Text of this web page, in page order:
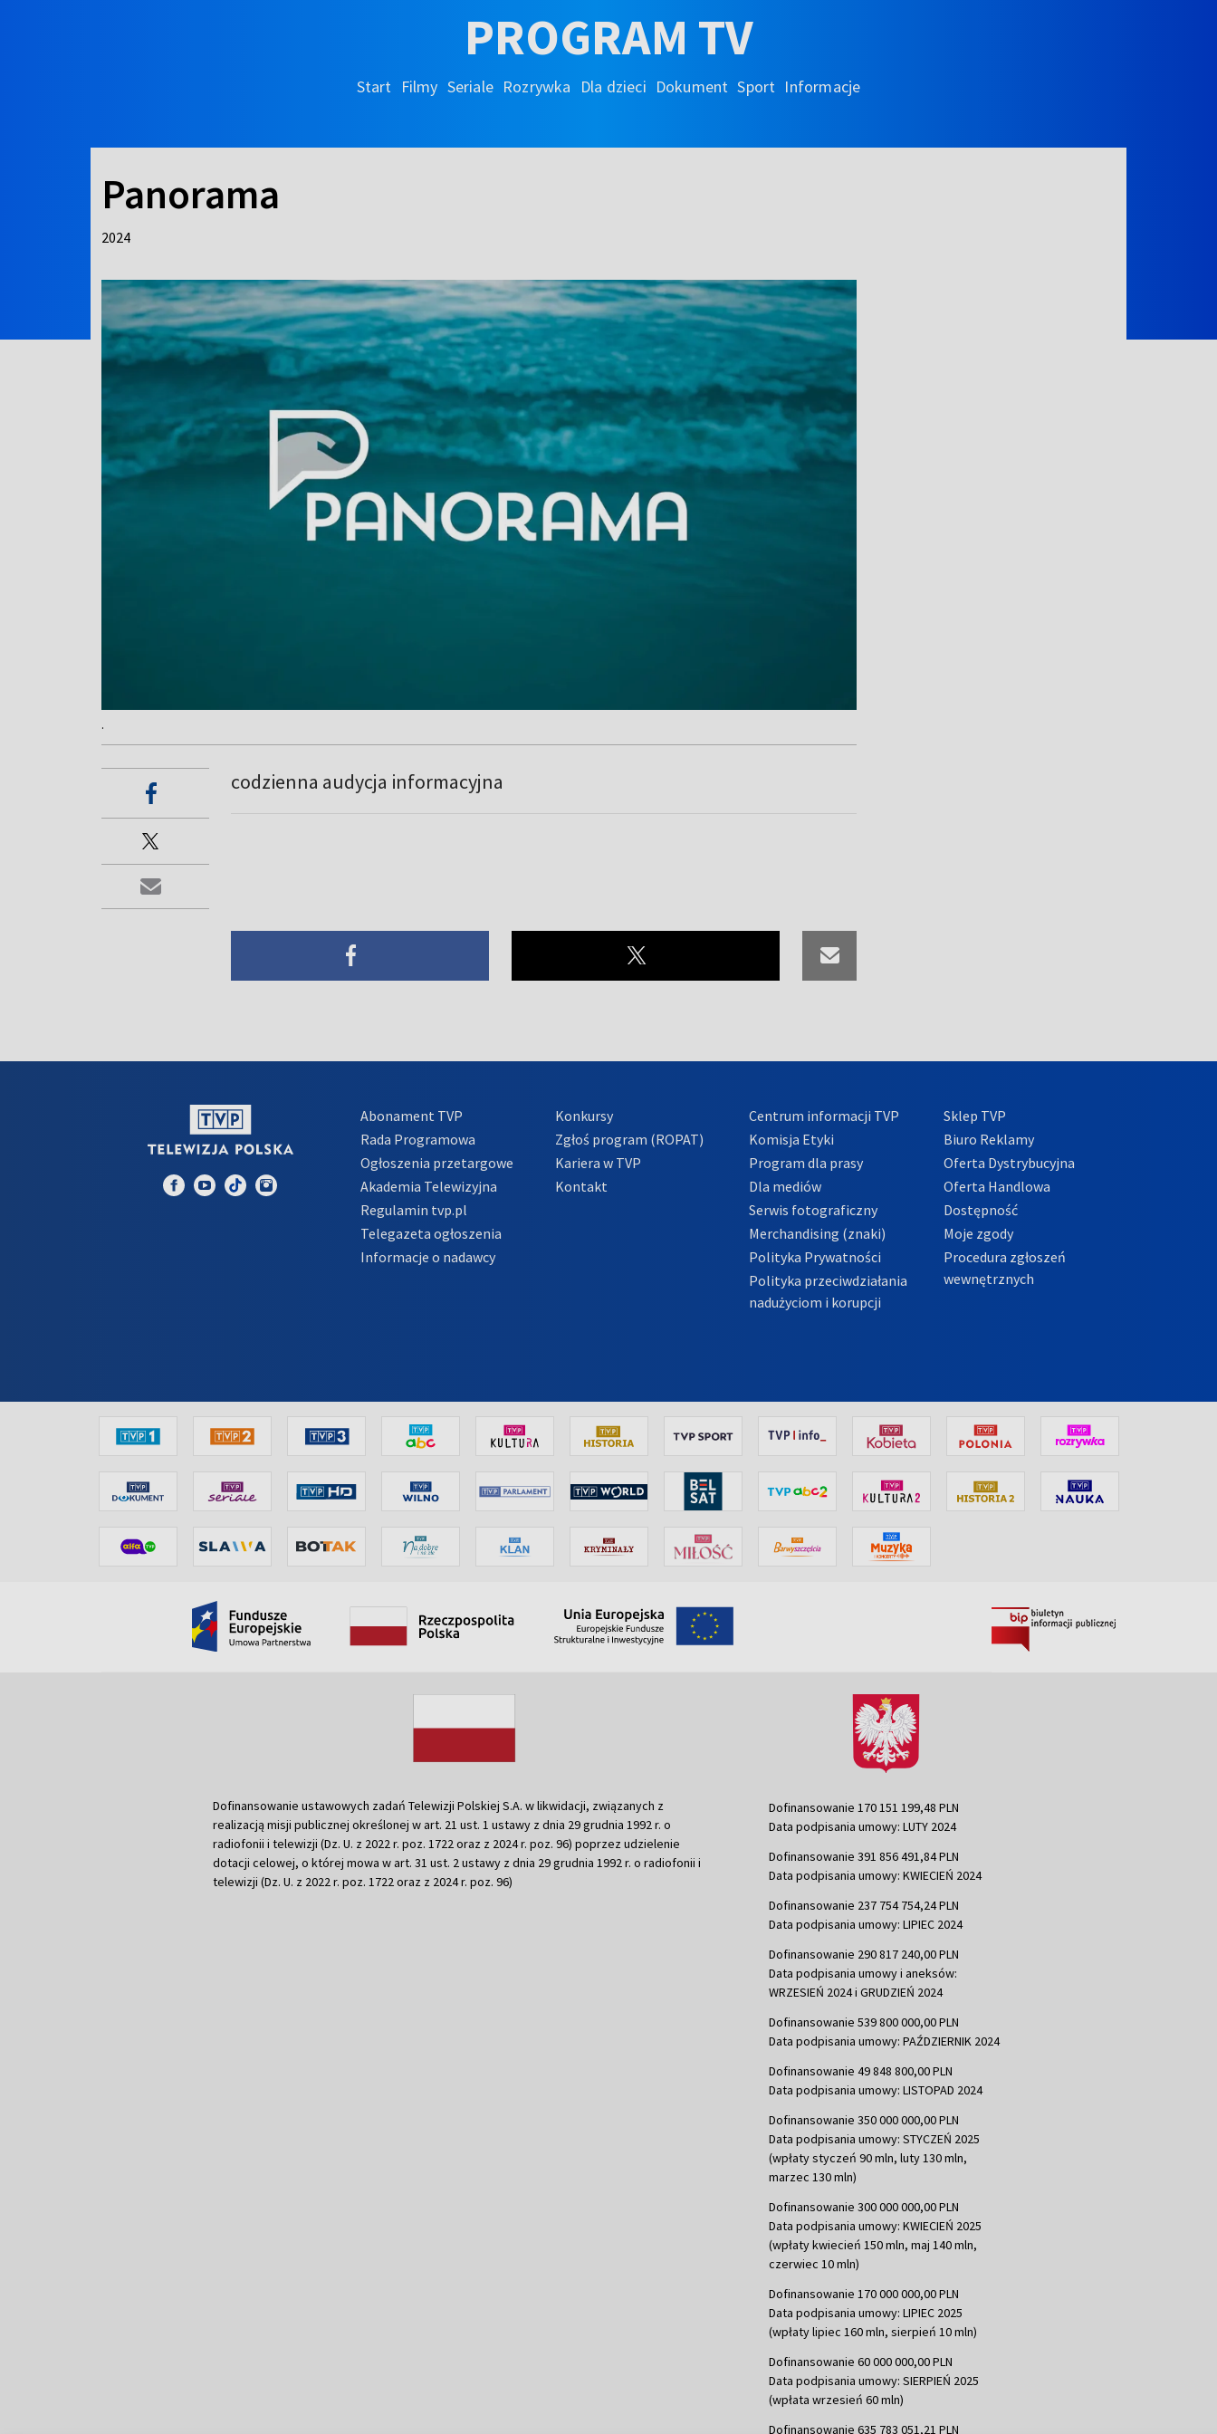
PROGRAM TV
Start Filmy Seriale Rozrywka Dla dzieci Dokument Sport Informacje
Panorama
2024
.
codzienna audycja informacyjna
Abonament TVP
Rada Programowa
Ogłoszenia przetargowe
Akademia Telewizyjna
Regulamin tvp.pl
Telegazeta ogłoszenia
Informacje o nadawcy
Konkursy
Zgłoś program (ROPAT)
Kariera w TVP
Kontakt
Centrum informacji TVP
Komisja Etyki
Program dla prasy
Dla mediów
Serwis fotograficzny
Merchandising (znaki)
Polityka Prywatności
Polityka przeciwdziałania
nadużyciom i korupcji
Sklep TVP
Biuro Reklamy
Oferta Dystrybucyjna
Oferta Handlowa
Dostępność
Moje zgody
Procedura zgłoszeń
wewnętrznych
Dofinansowanie ustawowych zadań Telewizji Polskiej S.A. w likwidacji, związanych z
realizacją misji publicznej określonej w art. 21 ust. 1 ustawy z dnia 29 grudnia 1992 r. o
radiofonii i telewizji (Dz. U. z 2022 r. poz. 1722 oraz z 2024 r. poz. 96) poprzez udzielenie
dotacji celowej, o której mowa w art. 31 ust. 2 ustawy z dnia 29 grudnia 1992 r. o radiofonii i
telewizji (Dz. U. z 2022 r. poz. 1722 oraz z 2024 r. poz. 96)
Dofinansowanie 170 151 199,48 PLN
Data podpisania umowy: LUTY 2024
Dofinansowanie 391 856 491,84 PLN
Data podpisania umowy: KWIECIEŃ 2024
Dofinansowanie 237 754 754,24 PLN
Data podpisania umowy: LIPIEC 2024
Dofinansowanie 290 817 240,00 PLN
Data podpisania umowy i aneksów:
WRZESIEŃ 2024 i GRUDZIEŃ 2024
Dofinansowanie 539 800 000,00 PLN
Data podpisania umowy: PAŹDZIERNIK 2024
Dofinansowanie 49 848 800,00 PLN
Data podpisania umowy: LISTOPAD 2024
Dofinansowanie 350 000 000,00 PLN
Data podpisania umowy: STYCZEŃ 2025
(wpłaty styczeń 90 mln, luty 130 mln,
marzec 130 mln)
Dofinansowanie 300 000 000,00 PLN
Data podpisania umowy: KWIECIEŃ 2025
(wpłaty kwiecień 150 mln, maj 140 mln,
czerwiec 10 mln)
Dofinansowanie 170 000 000,00 PLN
Data podpisania umowy: LIPIEC 2025
(wpłaty lipiec 160 mln, sierpień 10 mln)
Dofinansowanie 60 000 000,00 PLN
Data podpisania umowy: SIERPIEŃ 2025
(wpłata wrzesień 60 mln)
Dofinansowanie 635 783 051,21 PLN